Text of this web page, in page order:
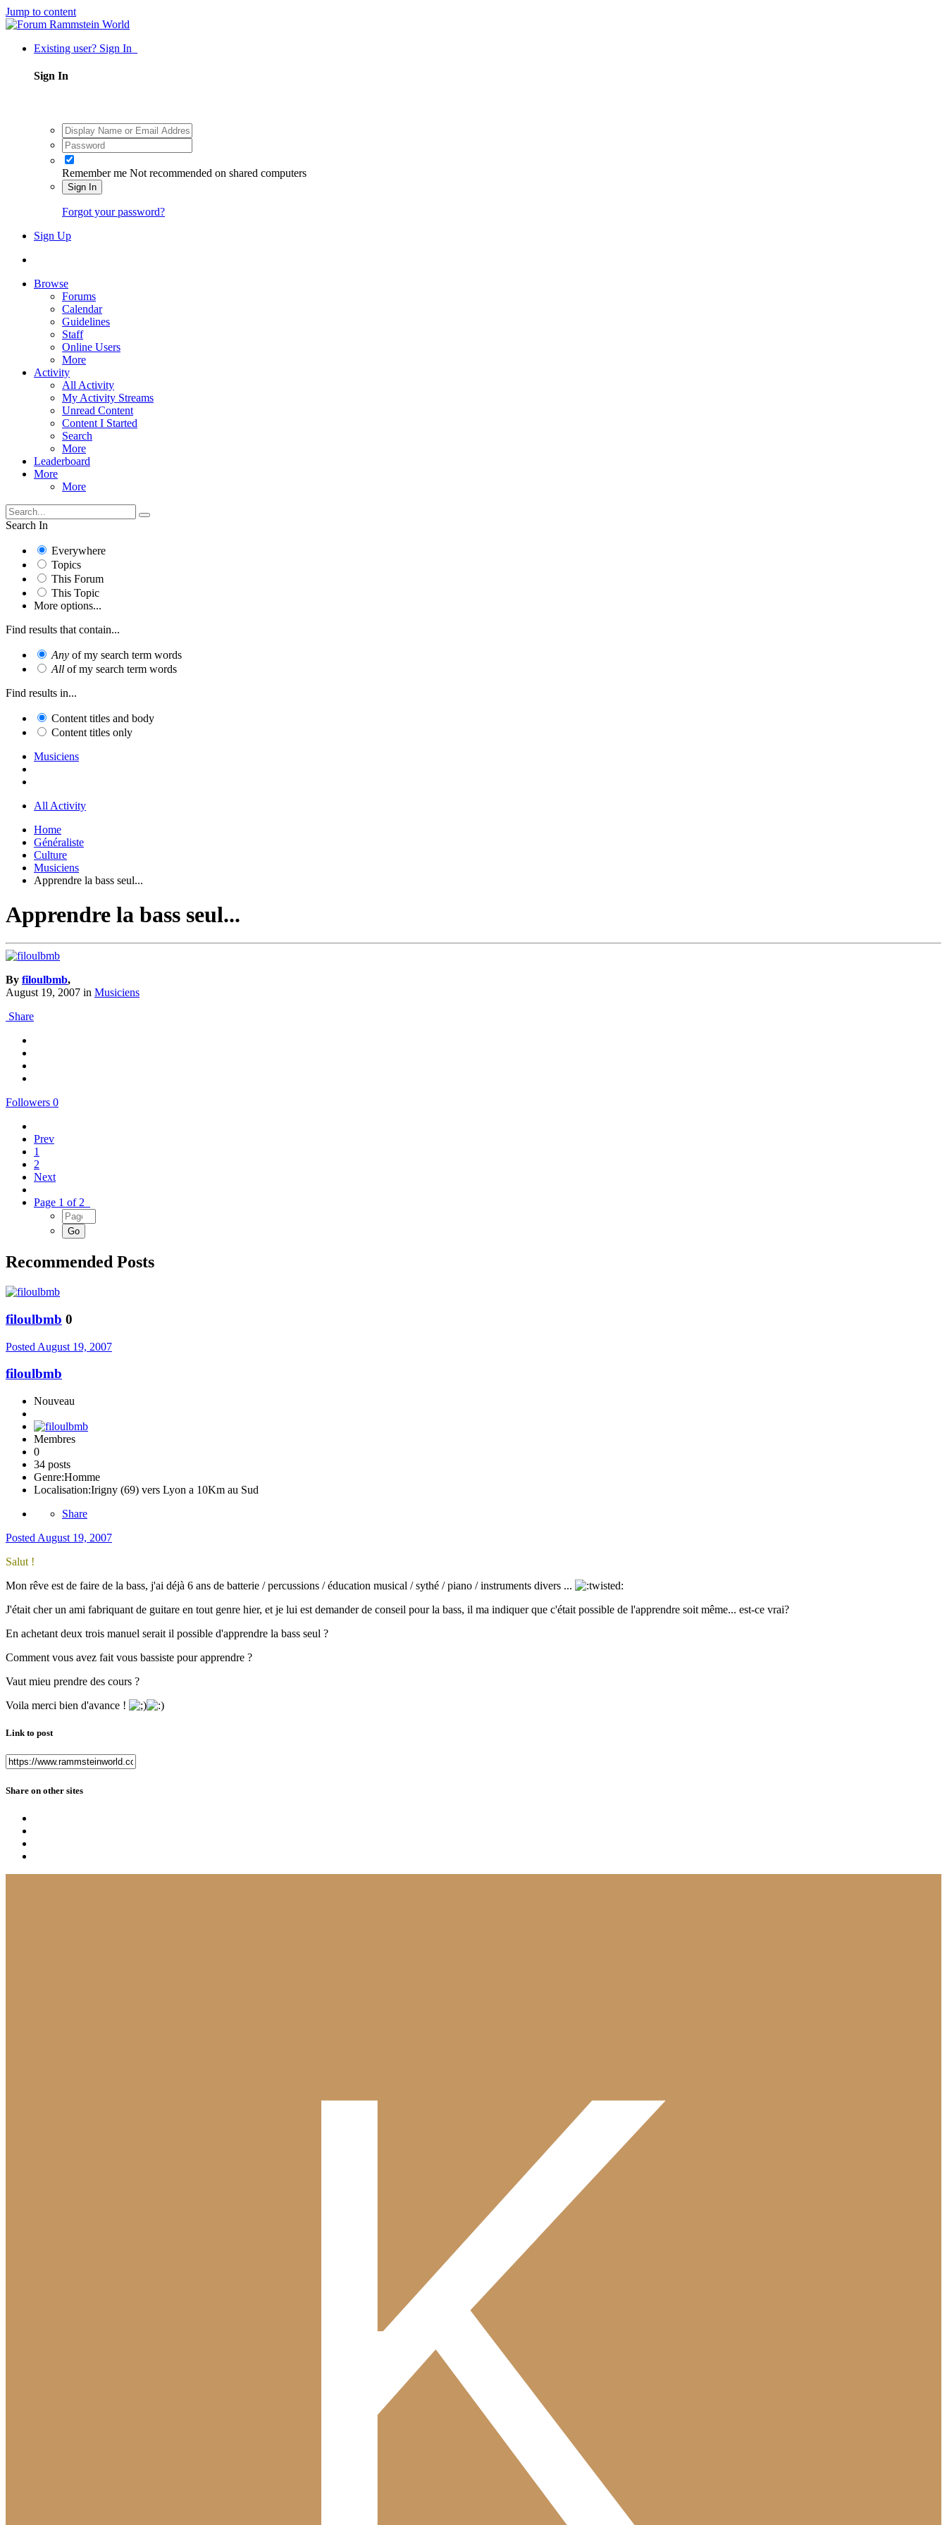
Jump to content
Existing user? Sign In
Sign In
Remember me Not recommended on shared computers
Sign In
Forgot your password?
Sign Up
Browse
Forums
Calendar
Guidelines
Staff
Online Users
More
Activity
All Activity
My Activity Streams
Unread Content
Content I Started
Search
More
Leaderboard
More
More
Search In
Everywhere
Topics
This Forum
This Topic
More options...
Find results that contain...
Any of my search term words
All of my search term words
Find results in...
Content titles and body
Content titles only
Musiciens
All Activity
Home
Généraliste
Culture
Musiciens
Apprendre la bass seul...
Apprendre la bass seul...
By filoulbmb,
August 19, 2007 in Musiciens
Share
Followers 0
Prev
1
2
Next
Page 1 of 2
Recommended Posts
filoulbmb 0
Posted August 19, 2007
filoulbmb
Nouveau
Membres
0
34 posts
Genre:Homme
Localisation:Irigny (69) vers Lyon a 10Km au Sud
Share
Posted August 19, 2007
Salut !
Mon rêve est de faire de la bass, j'ai déjà 6 ans de batterie / percussions / éducation musical / sythé / piano / instruments divers ...
J'était cher un ami fabriquant de guitare en tout genre hier, et je lui est demander de conseil pour la bass, il ma indiquer que c'était possible de l'apprendre soit même... est-ce vrai?
En achetant deux trois manuel serait il possible d'apprendre la bass seul ?
Comment vous avez fait vous bassiste pour apprendre ?
Vaut mieu prendre des cours ?
Voila merci bien d'avance !
Link to post
Share on other sites